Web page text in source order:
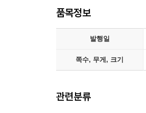
품목정보
발행일
쪽수, 무게, 크기
관련분류